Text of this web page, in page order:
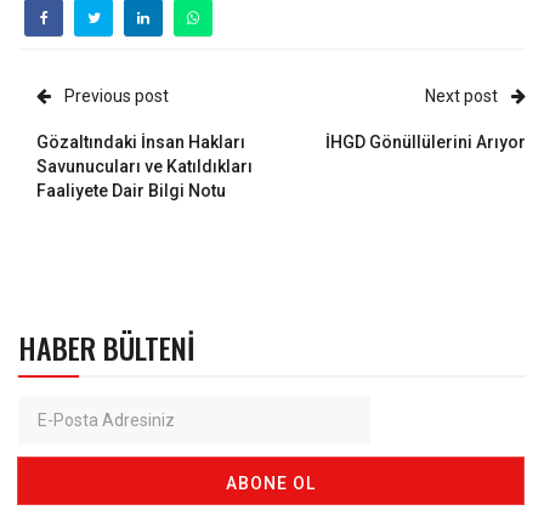
Previous post
Gözaltındaki İnsan Hakları
Savunucuları ve Katıldıkları
Faaliyete Dair Bilgi Notu
Next post
İHGD Gönüllülerini Arıyor
HABER BÜLTENI